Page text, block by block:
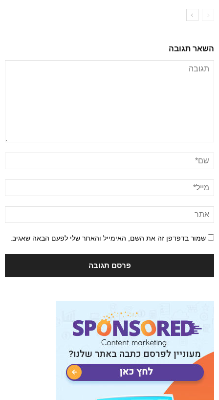
השאר תגובה
שמור בדפדפן זה את השם, האימייל והאתר שלי לפעם הבאה שאגיב.